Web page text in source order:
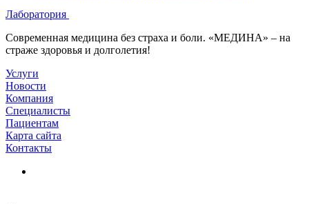
Лаборатория
Современная медицина без страха и боли. «МЕДИНА» – на
страже здоровья и долголетия!
Услуги
Новости
Компания
Специалисты
Пациентам
Карта сайта
Контакты